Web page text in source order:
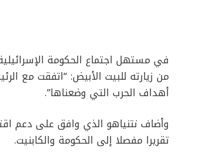
في مستهل اجتماع الحكومة
من زيارته للبيت الأبيض: “اتفقت مع
أهداف الحرب التي وضعناها”.
وأضاف نتنياهو الذي وافق على دعم
تقريرا مفصلا إلى الحكومة والكابنيت.